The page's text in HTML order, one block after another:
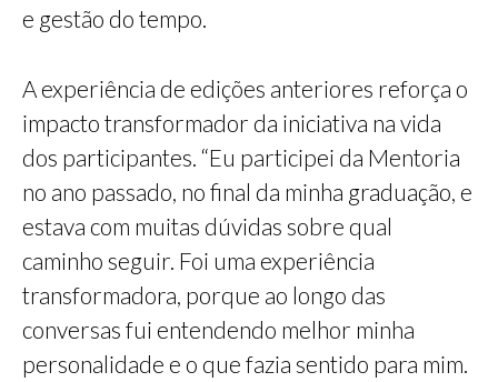
e gestão do tempo.
A experiência de edições anteriores reforça o
impacto transformador da iniciativa na vida
dos participantes. “Eu participei da Mentoria
no ano passado, no final da minha graduação, e
estava com muitas dúvidas sobre qual
caminho seguir. Foi uma experiência
transformadora, porque ao longo das
conversas fui entendendo melhor minha
personalidade e o que fazia sentido para mim.